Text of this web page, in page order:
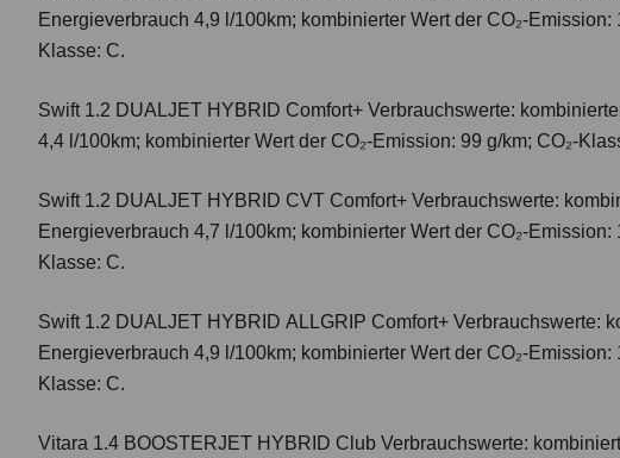
Energieverbrauch 4,9 l/100km; kombinierter Wert der CO₂-Emission:
Klasse: C.
Swift 1.2 DUALJET HYBRID Comfort+ Verbrauchswerte:
4,4 l/100km; kombinierter Wert der CO₂-Emission: 99 g/km; CO₂-
Swift 1.2 DUALJET HYBRID CVT Comfort+ Verbrauchswerte:
Energieverbrauch 4,7 l/100km; kombinierter Wert der CO₂-Emission:
Klasse: C.
Swift 1.2 DUALJET HYBRID ALLGRIP Comfort+ Verbrauchswerte:
Energieverbrauch 4,9 l/100km; kombinierter Wert der CO₂-Emission:
Klasse: C.
Vitara 1.4 BOOSTERJET HYBRID Club Verbrauchswerte: